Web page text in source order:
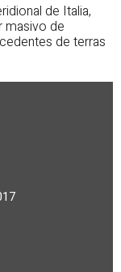
de Italia,
masivo de
de terras